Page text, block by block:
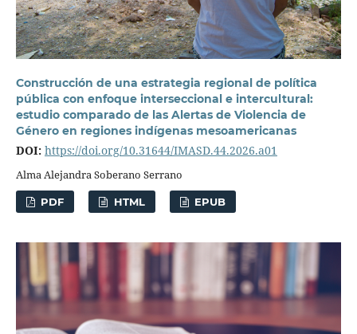
Construcción de una estrategia regional de política
pública con enfoque interseccional e intercultural:
estudio comparado de las Alertas de Violencia de
Género en regiones indígenas mesoamericanas
DOI: https://doi.org/10.31644/IMASD.44.2026.a01
Alma Alejandra Soberano Serrano
PDF HTML EPUB